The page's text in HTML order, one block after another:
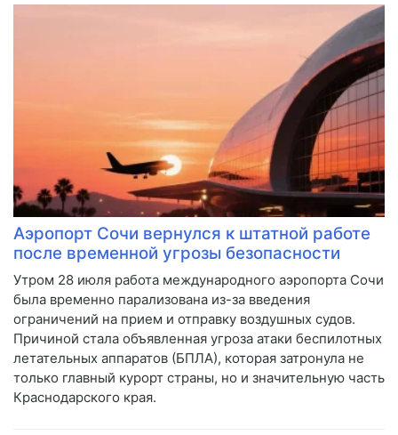
Аэропорт Сочи вернулся к штатной работе
после временной угрозы безопасности
Утром 28 июля работа международного аэропорта Сочи
была временно парализована из-за введения
ограничений на прием и отправку воздушных судов.
Причиной стала объявленная угроза атаки беспилотных
летательных аппаратов (БПЛА), которая затронула не
только главный курорт страны, но и значительную часть
Краснодарского края.